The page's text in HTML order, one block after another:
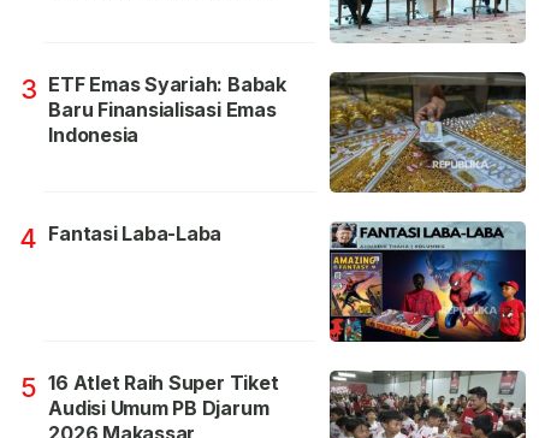
3 ETF Emas Syariah: Babak
Baru Finansialisasi Emas
Indonesia
4 Fantasi Laba-Laba
5 16 Atlet Raih Super Tiket
Audisi Umum PB Djarum